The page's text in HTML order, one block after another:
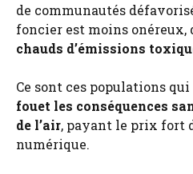
de communautés
foncier est moins onéreux,
chauds d’émissions
Ce sont ces populations qui
fouet les conséquences
de l’air, payant le prix fort
numérique.